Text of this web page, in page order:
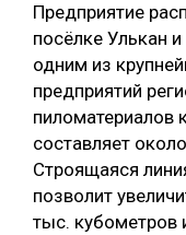
ЛЕСОПИЛЕНИЕ
ДЕРЕВЯННОЕ
БЕЗОПАСНОЕ
СОРТИРОВКА
СУШКА ДРЕВЕСИНЫ
МЕБЕЛЬНОЕ
Предприятие
посёлке Улькан
одним из
предприятий
пиломатериалов
составляет
Строящаяся
позволит
тыс. кубометров